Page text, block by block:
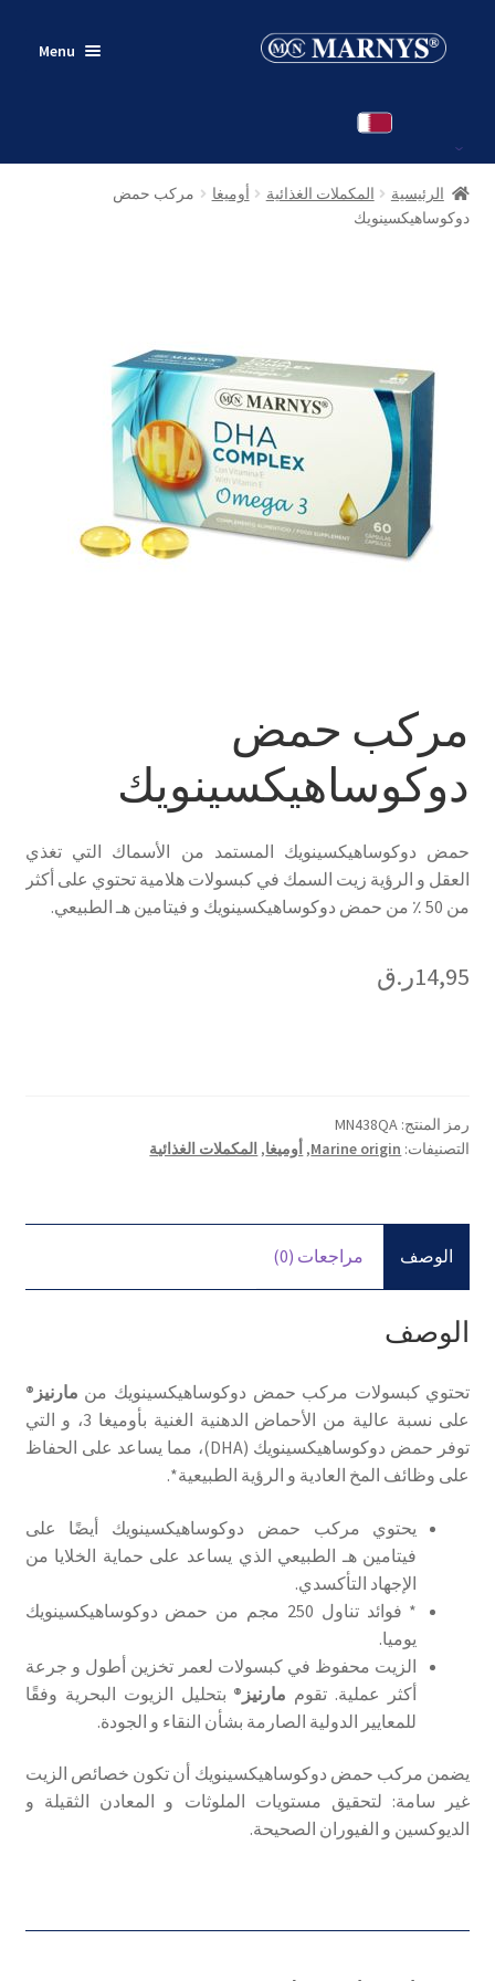
Skip
Skip
Menu
منتجات
اتصل بنا
الرئيسية المكملات الغذائية أوميغا
مركب حمض
دوكوساهيكسينويك
مركب حمض
دوكوساهيكسينويك
حمض دوكوساهيكسينويك المستمد من الأسماك التي تغذي
العقل و الرؤية زيت السمك في كبسولات هلامية تحتوي على أكثر
من 50 ٪ من حمض دوكوساهيكسينويك و فيتامين هـ الطبيعي.
14,95ر.ق
رمز المنتج: MN438QA
التصنيفات: Marine origin
, أوميغا, المكملات الغذائية
الوصف مراجعات (0)
الوصف
تحتوي كبسولات مركب حمض دوكوساهيكسينويك من مارنيز®
على نسبة عالية من الأحماض الدهنية الغنية بأوميغا 3، و التي
توفر حمض دوكوساهيكسينويك (DHA)، مما يساعد على الحفاظ
على وظائف المخ العادية و الرؤية الطبيعية*.
يحتوي مركب حمض دوكوساهيكسينويك أيضًا على
فيتامين هـ الطبيعي الذي يساعد على حماية الخلايا من
الإجهاد التأكسدي.
* فوائد تناول 250 مجم من حمض دوكوساهيكسينويك
يوميا.
الزيت محفوظ في كبسولات لعمر تخزين أطول و جرعة
أكثر عملية. تقوم مارنيز® بتحليل الزيوت البحرية وفقًا
للمعايير الدولية الصارمة بشأن النقاء و الجودة.
يضمن مركب حمض دوكوساهيكسينويك أن تكون خصائص الزيت
غير سامة: لتحقيق مستويات الملوثات و المعادن الثقيلة و
الديوكسين و الفيوران الصحيحة.